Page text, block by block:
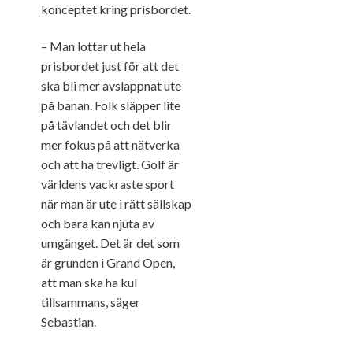
konceptet kring prisbordet.
– Man lottar ut hela
prisbordet just för att det
ska bli mer avslappnat ute
på banan. Folk släpper lite
på tävlandet och det blir
mer fokus på att nätverka
och att ha trevligt. Golf är
världens vackraste sport
när man är ute i rätt sällskap
och bara kan njuta av
umgänget. Det är det som
är grunden i Grand Open,
att man ska ha kul
tillsammans, säger
Sebastian.